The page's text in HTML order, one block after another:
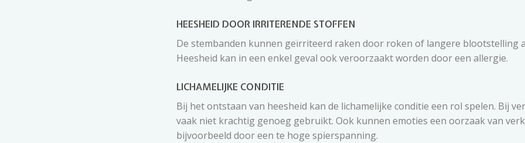
HEESHEID DOOR IRRITERENDE STOFFEN
De stembanden kunnen geïrriteerd raken door roken of langere blootstelling
Heesheid kan in een enkel geval ook veroorzaakt worden door een allergie.
LICHAMELIJKE CONDITIE
Bij het ontstaan van heesheid kan de lichamelijke conditie een rol spelen. Bij
vaak niet krachtig genoeg gebruikt. Ook kunnen emoties een oorzaak van
bijvoorbeeld door een te hoge spierspanning.